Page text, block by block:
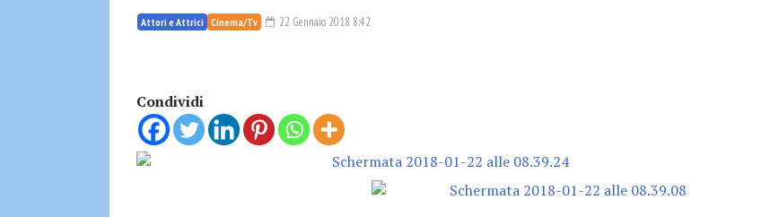
Attori e Attrici Cinema/Tv 22 Gennaio 2018 8:42
Condividi